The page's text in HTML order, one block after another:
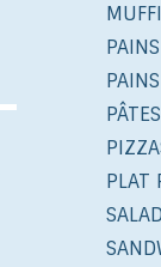
PÂTES
PLAT